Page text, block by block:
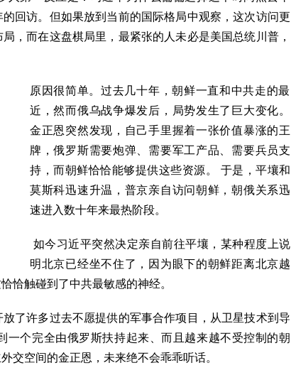
回访。但如果放到当前的国际格局中观察，这次访问更
，而在这盘棋局里，最紧张的人未必是美国总统川普，
原因很简单。过去几十年，朝鲜一直和中共走的最
近，然而俄乌战争爆发后，局势发生了巨大变化。
金正恩突然发现，自己手里握着一张价值暴涨的王
牌，俄罗斯需要炮弹、需要军工产品、需要兵员支
持，而朝鲜恰恰能够提供这些资源。 于是，平壤和
莫斯科迅速升温，普京亲自访问朝鲜，朝俄关系迅
速进入数十年来最热阶段。
如今习近平突然决定亲自前往平壤，某种程度上说
明北京已经坐不住了，因为眼下的朝鲜距离北京越
恰恰触碰到了中共最敏感的神经。
了许多过去不愿提供的军事合作项目，从卫星技术到导
一个完全由俄罗斯扶持起来、而且越来越不受控制的朝
外交空间的金正恩，未来绝不会乖乖听话。